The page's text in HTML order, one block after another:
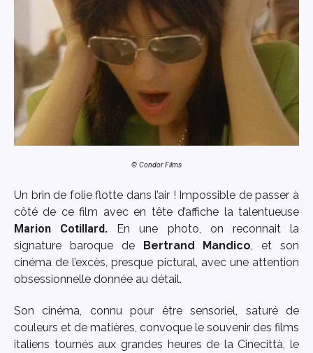
© Condor Films
Un brin de folie flotte dans l’air ! Impossible de passer à
côté de ce film avec en tête d’affiche la talentueuse
Marion Cotillard. En une photo, on reconnait la
signature baroque de Bertrand Mandico, et son
cinéma de l’excès, presque pictural, avec une attention
obsessionnelle donnée au détail.
Son cinéma, connu pour être sensoriel, saturé de
couleurs et de matières, convoque le souvenir des films
italiens tournés aux grandes heures de la Cinecittà, le